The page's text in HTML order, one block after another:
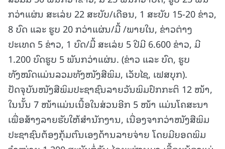
ກວ່າແຜ່ນ ສະເລ່ຍ 22 ສະບັບ/ເດືອນ, 1 ສະບັບ 15-20 ຂ່າວ,
8 ບົດ ແລະ ຮູບ 20 ກວ່າແຜ່ນ/ມື້ /ພາຍໃນ, ຂ່າວຕ່າງ
ປະເທດ 5 ຂ່າວ, 1 ບົດ/ມື້ ສະເລ່ຍ 5 ປີມີ 6.600 ຂ່າວ, ມີ
1.200 ບົດຮູບ 5 ພັນກວ່າແຜ່ນ. (ຂ່າວ ແລະ ບົດ, ຮູບ
ທັງໝົດແມ່ນລວມທັງໜັງສືພິມ, ເວັບໄຊ, ເຟສບຸກ).
ປັດຈຸບັນໜັງສືພິມປະຊາຊົນລາຍວັນພິມປົກກະຕິ 12 ໜ້າ,
ໃນນັ້ນ 7 ໜ້າແມ່ນເນື້ອໃນສ່ວນອີກ 5 ໜ້າ ແມ່ນໂຄສະນາ
ເພື່ອສ້າງລາຍຮັບໃຫ້ສຳນັກງານ, ເນື່ອງຈາກວ່າໜັງສືພິມ
ປະຊາຊົນຕ້ອງກຸ້ມຕົນເອງດ້ານລາຍຈ່າຍ ໂດຍມີຍອດພິມ